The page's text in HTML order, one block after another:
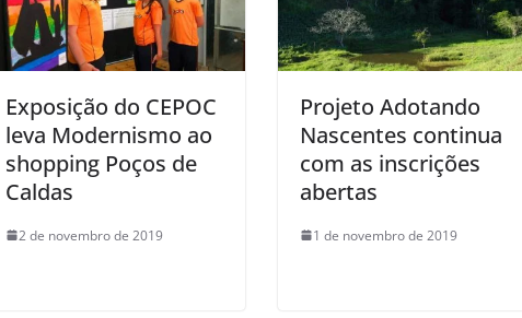
Exposição do CEPOC
leva Modernismo ao
shopping Poços de
Caldas
2 de novembro de 2019
Projeto Adotando
Nascentes continua
com as inscrições
abertas
1 de novembro de 2019